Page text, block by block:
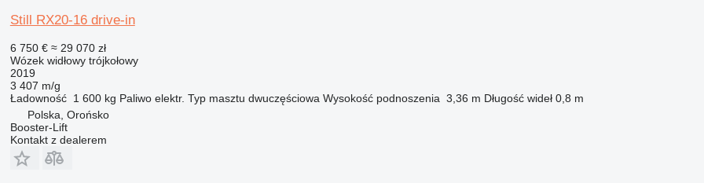
Still RX20-16 drive-in
6 750 € ≈ 29 070 zł
Wózek widłowy trójkołowy
2019
3 407 m/g
Ładowność 1 600 kg Paliwo elektr. Typ masztu dwuczęściowa Wysokość podnoszenia 3,36 m Długość wideł 0,8 m
Polska, Orońsko
Booster-Lift
Kontakt z dealerem